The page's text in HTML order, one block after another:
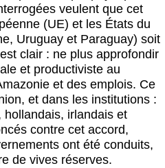
veulent que cet
(UE) et les États du
Uruguay et Paraguay) soit
clair : ne plus approfondir
et productiviste au
et des emplois. Ce
et dans les institutions :
hollandais, irlandais et
contre cet accord,
ont été conduits,
de vives réserves.